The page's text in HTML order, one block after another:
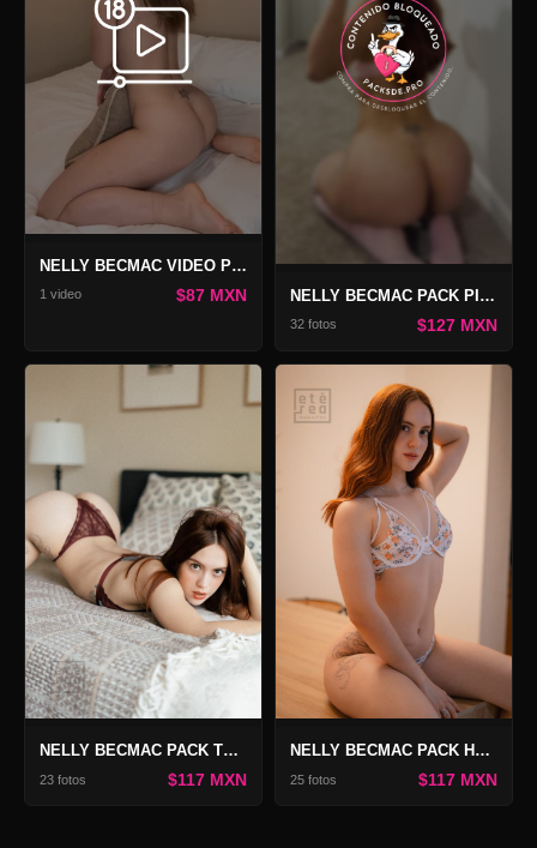
NELLY BECMAC VIDEO PILLOW TEASE
1 video $87 MXN NELLY BECMAC PACK PINK TEASE
32 fotos $127 MXN
NELLY BECMAC PACK TEJANO BLUE
23 fotos $117 MXN
NELLY BECMAC PACK HEAT WAVES
25 fotos $117 MXN